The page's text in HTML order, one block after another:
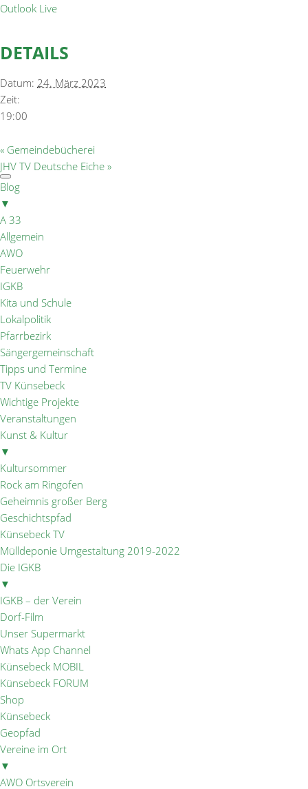
Outlook Live
DETAILS
Datum: 24. März 2023
Zeit:
19:00
« Gemeindebücherei
JHV TV Deutsche Eiche »
Blog
▼
A 33
Allgemein
AWO
Feuerwehr
IGKB
Kita und Schule
Lokalpolitik
Pfarrbezirk
Sängergemeinschaft
Tipps und Termine
TV Künsebeck
Wichtige Projekte
Veranstaltungen
Kunst & Kultur
▼
Kultursommer
Rock am Ringofen
Geheimnis großer Berg
Geschichtspfad
Künsebeck TV
Mülldeponie Umgestaltung 2019-2022
Die IGKB
▼
IGKB – der Verein
Dorf-Film
Unser Supermarkt
Whats App Channel
Künsebeck MOBIL
Künsebeck FORUM
Shop
Künsebeck
Geopfad
Vereine im Ort
▼
AWO Ortsverein